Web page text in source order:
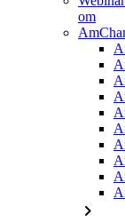
om
chevron_right